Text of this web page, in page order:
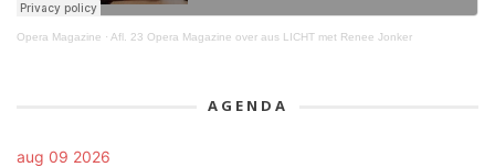
Opera Magazine · Afl. 23 Opera Magazine over aus LICHT met Renee Jonker
AGENDA
aug 09 2026